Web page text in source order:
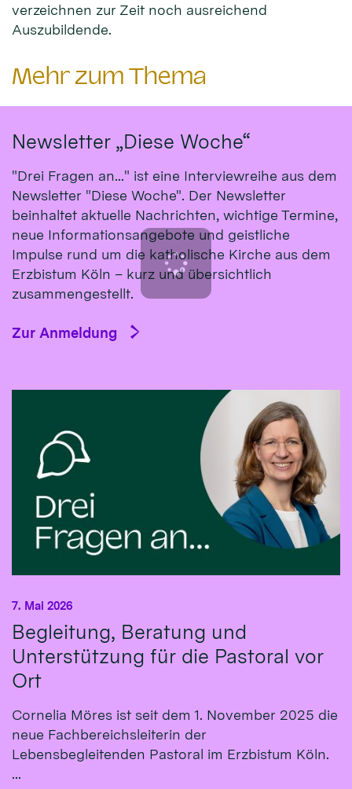
verzeichnen zur Zeit noch ausreichend
Auszubildende.
Mehr zum Thema
Newsletter „Diese Woche“
"Drei Fragen an..." ist eine Interviewreihe aus dem
Newsletter "Diese Woche". Der Newsletter
beinhaltet aktuelle Nachrichten, wichtige Termine,
neue Informationsangebote und geistliche
Impulse rund um die katholische Kirche aus dem
Erzbistum Köln – kurz und übersichtlich
zusammengestellt.
Zur Anmeldung
Begleitung, Beratung und
Unterstützung für die Pastoral vor
Ort
7. Mai 2026
Cornelia Möres ist seit dem 1. November 2025 die
neue Fachbereichsleiterin der
Lebensbegleitenden Pastoral im Erzbistum Köln.
...